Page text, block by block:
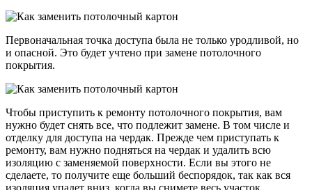
Первоначальная точка доступа была не только уродливой, но
и опасной. Это будет учтено при замене потолочного
покрытия.
Чтобы приступить к ремонту потолочного покрытия, вам
нужно будет снять все, что подлежит замене. В том числе и
отделку для доступа на чердак. Прежде чем приступать к
ремонту, вам нужно подняться на чердак и удалить всю
изоляцию с заменяемой поверхности. Если вы этого не
сделаете, то получите еще больший беспорядок, так как вся